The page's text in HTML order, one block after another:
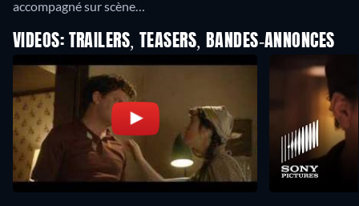
accompagné sur scène…
VIDEOS: TRAILERS, TEASERS, BANDES-ANNONCES